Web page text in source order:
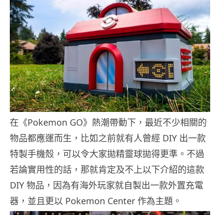
在《Pokemon GO》熱潮帶動下，最近不少相關的
物品都應運而生，比如之前就有人曾經 DIY 出一款
特製手機殼，可以令大家拋精靈球拋得更準。不過
若論實用性的話，那就肯定及不上以下介紹的這款
DIY 物品，因為有海外玩家就自製出一款外置充電
器，並且更以 Pokemon Center 作為主題。